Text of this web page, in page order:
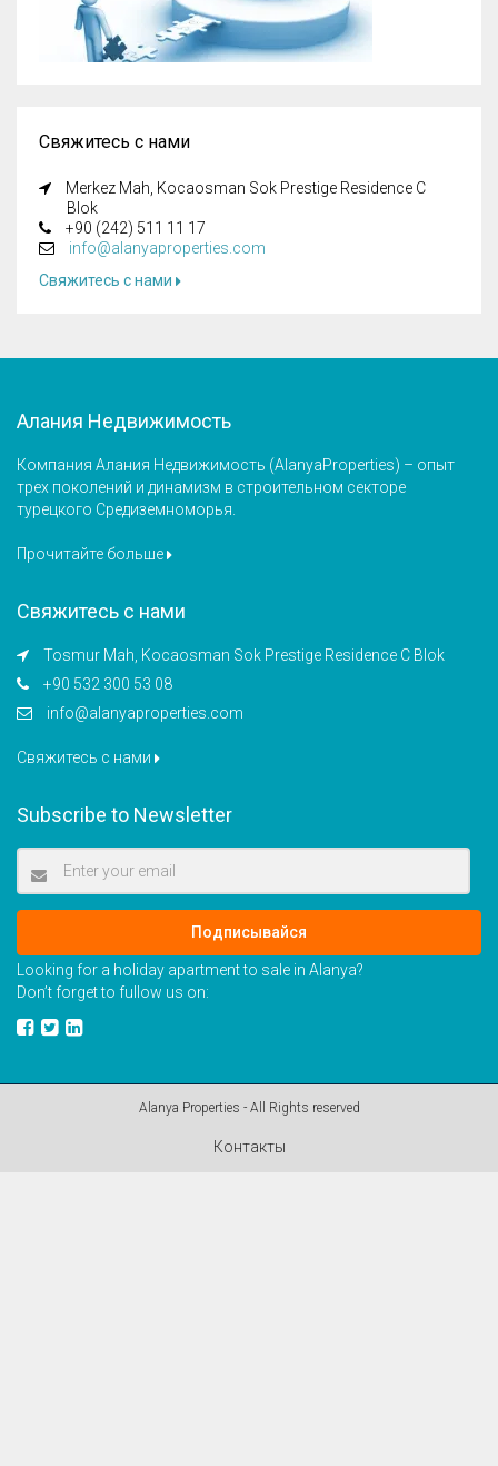
Свяжитесь с нами
Merkez Mah, Kocaosman Sok Prestige Residence C
Blok
+90 (242) 511 11 17
info@alanyaproperties.com
Свяжитесь с нами
Алания Недвижимость
Компания Алания Недвижимость (AlanyaProperties) – опыт
трех поколений и динамизм в строительном секторе
турецкого Средиземноморья.
Прочитайте больше
Свяжитесь с нами
Tosmur Mah, Kocaosman Sok Prestige Residence C Blok
+90 532 300 53 08
info@alanyaproperties.com
Свяжитесь с нами
Subscribe to Newsletter
Подписывайся
Looking for a holiday apartment to sale in Alanya?
Don’t forget to fullow us on:
Alanya Properties - All Rights reserved
Контакты